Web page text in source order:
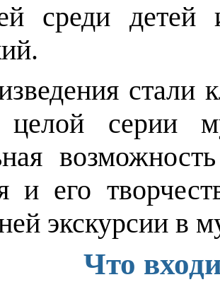
среди
стали
серии
и его
экскурсии в
Что